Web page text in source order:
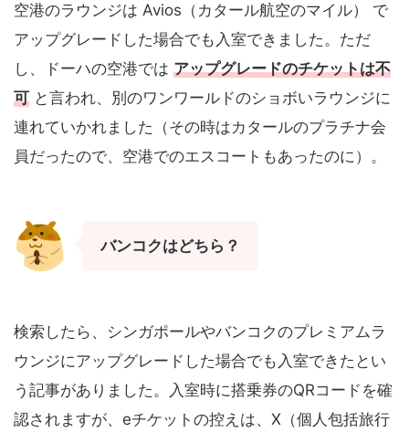
空港のラウンジは Avios（カタール航空のマイル） で
アップグレードした場合でも入室できました。ただ
し、ドーハの空港では アップグレードのチケットは不
可 と言われ、別のワンワールドのショボいラウンジに
連れていかれました（その時はカタールのプラチナ会
員だったので、空港でのエスコートもあったのに）。
バンコクはどちら？
検索したら、シンガポールやバンコクのプレミアムラ
ウンジにアップグレードした場合でも入室できたとい
う記事がありました。入室時に搭乗券のQRコードを確
認されますが、eチケットの控えは、X（個人包括旅行